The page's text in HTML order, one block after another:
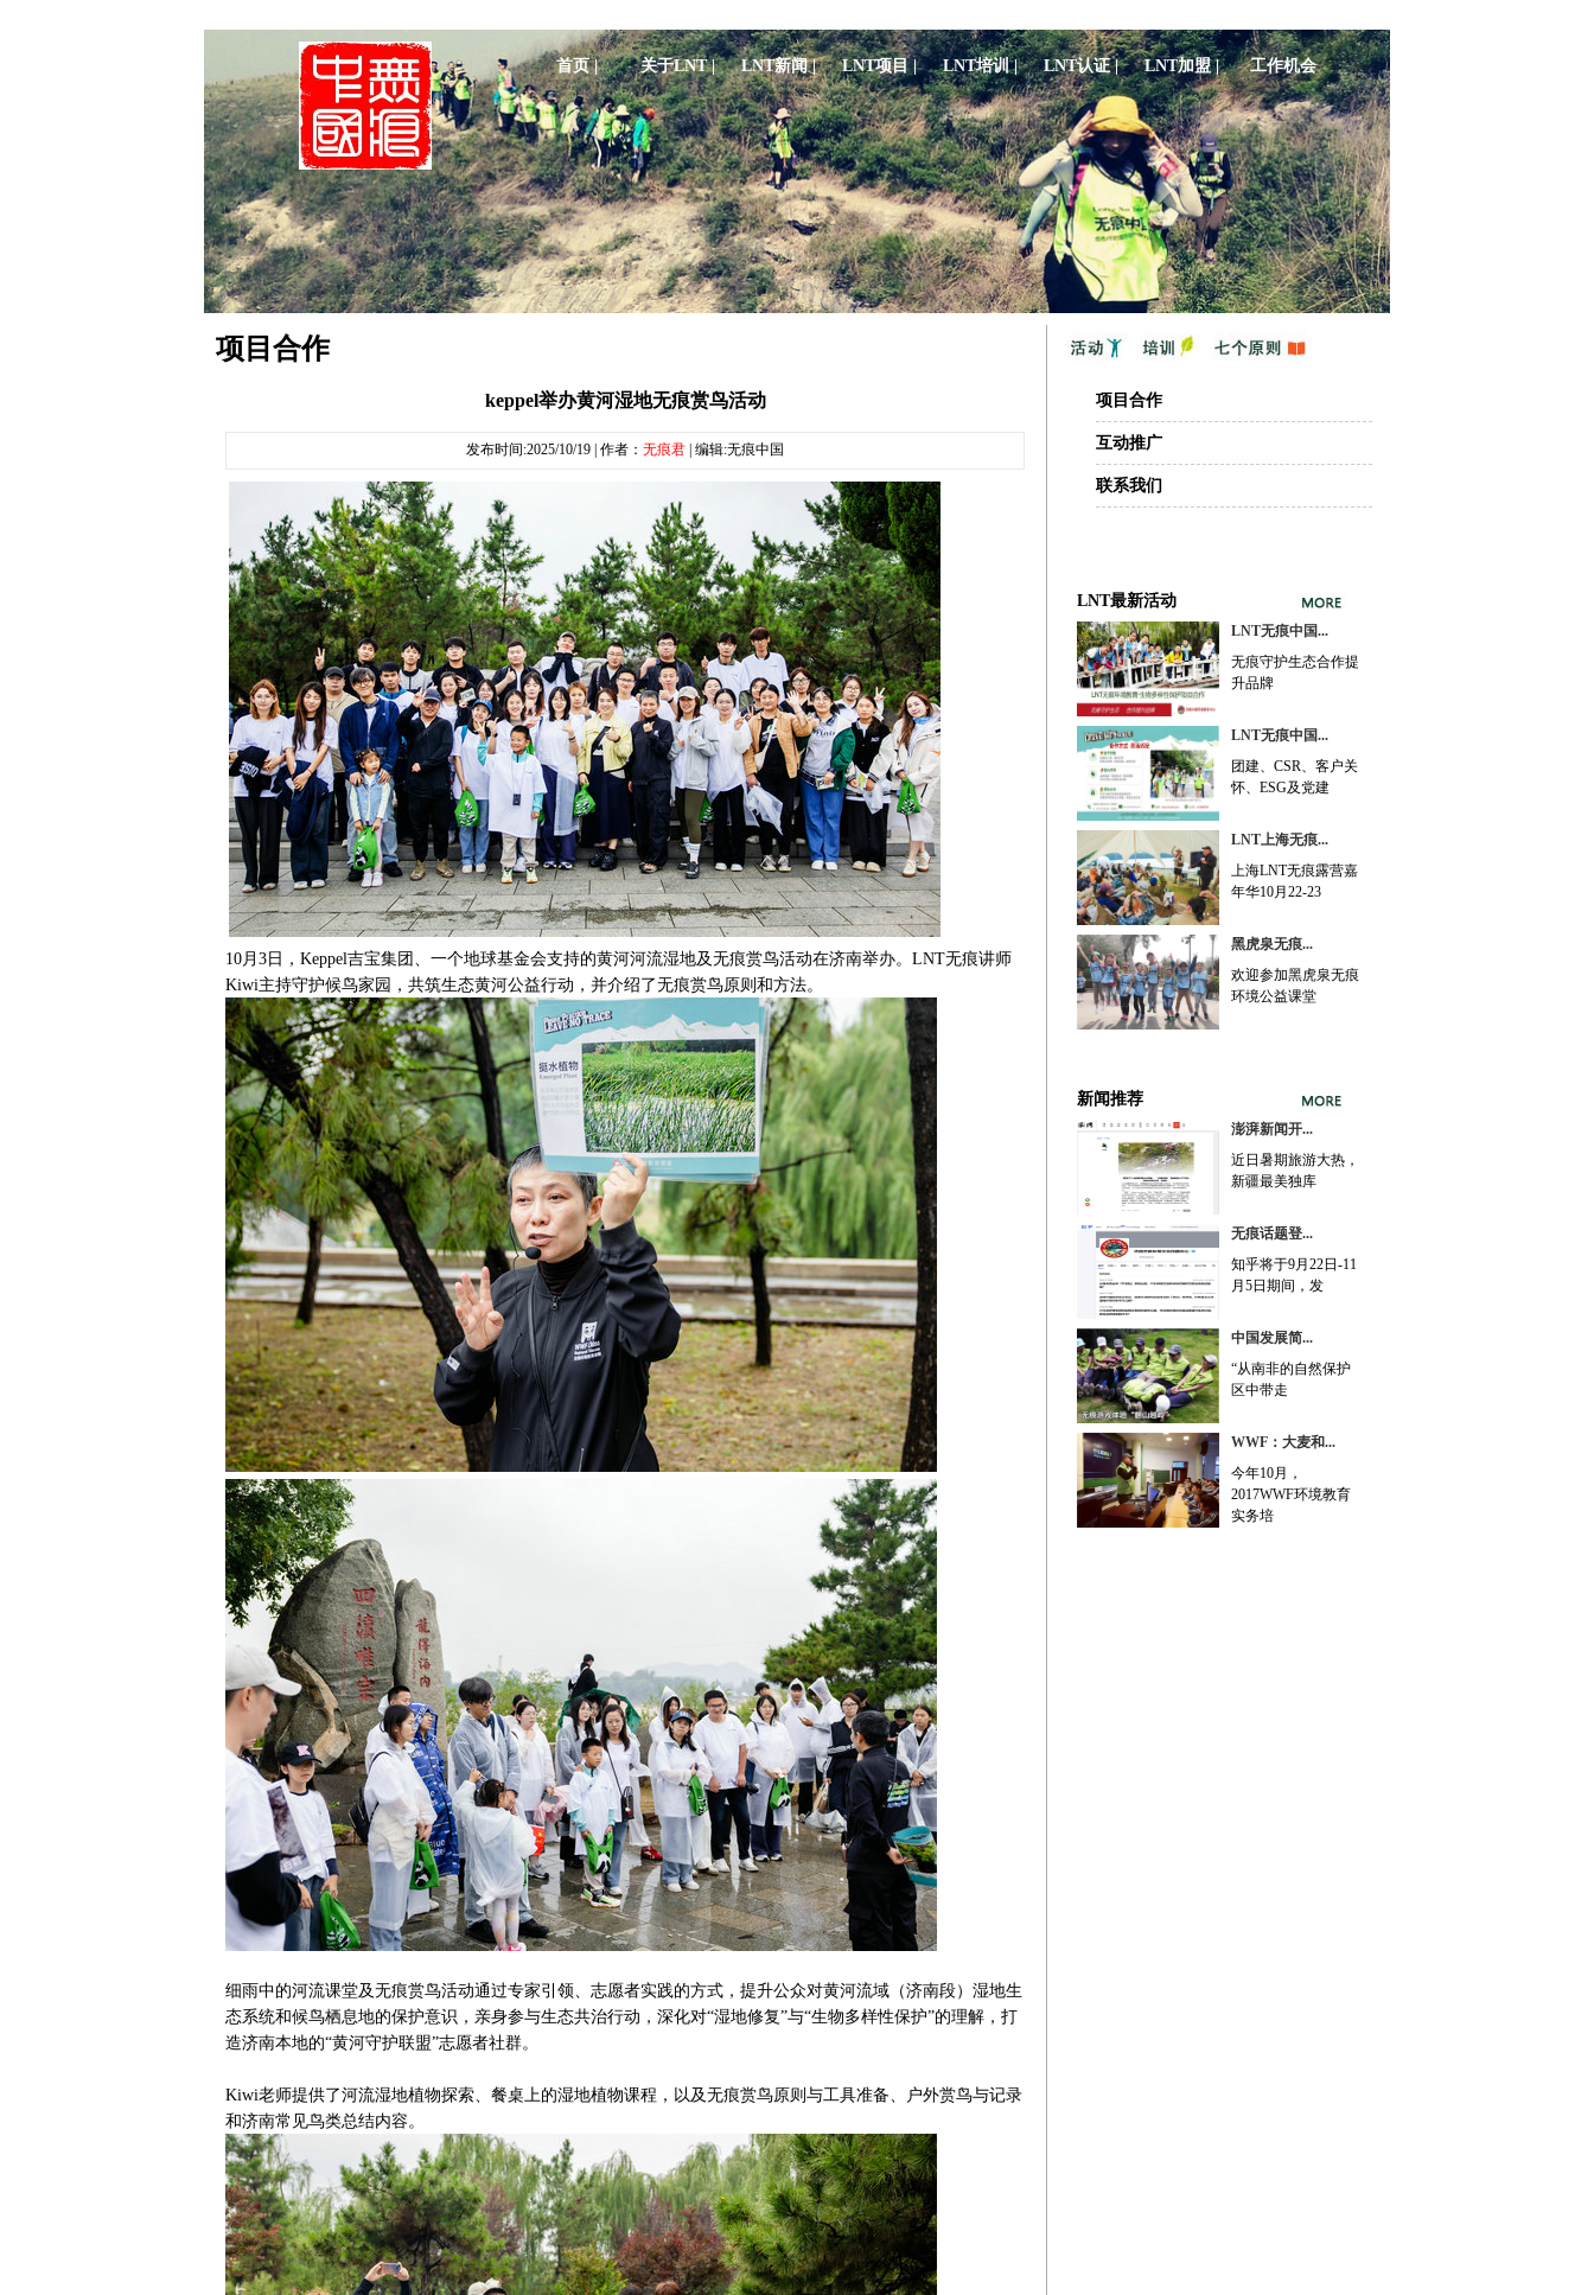
首页 | 关于LNT | LNT新闻 | LNT项目 | LNT培训 | LNT认证 | LNT加盟 | 工作机会
项目合作
keppel举办黄河湿地无痕赏鸟活动
发布时间:2025/10/19 | 作者： 无痕君 | 编辑:无痕中国
10月3日，Keppel吉宝集团、一个地球基金会支持的黄河河流湿地及无痕赏鸟活动在济南举办。LNT无痕讲师
Kiwi主持守护候鸟家园，共筑生态黄河公益行动，并介绍了无痕赏鸟原则和方法。
细雨中的河流课堂及无痕赏鸟活动通过专家引领、志愿者实践的方式，提升公众对黄河流域（济南段）湿地生
态系统和候鸟栖息地的保护意识，亲身参与生态共治行动，深化对“湿地修复”与“生物多样性保护”的理解，打
造济南本地的“黄河守护联盟”志愿者社群。
Kiwi老师提供了河流湿地植物探索、餐桌上的湿地植物课程，以及无痕赏鸟原则与工具准备、户外赏鸟与记录
和济南常见鸟类总结内容。
项目合作
互动推广
联系我们
LNT最新活动
LNT无痕中国...
无痕守护生态合作提
升品牌
LNT无痕中国...
团建、CSR、客户关
怀、ESG及党建
LNT上海无痕...
上海LNT无痕露营嘉
年华10月22-23
黑虎泉无痕...
欢迎参加黑虎泉无痕
环境公益课堂
新闻推荐
澎湃新闻开...
近日暑期旅游大热，
新疆最美独库
无痕话题登...
知乎将于9月22日-11
月5日期间，发
中国发展简...
“从南非的自然保护
区中带走
WWF：大麦和...
今年10月，
2017WWF环境教育
实务培